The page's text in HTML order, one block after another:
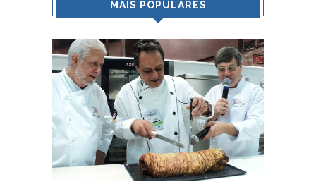
MAIS POPULARES